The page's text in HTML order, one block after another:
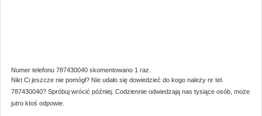
Numer telefonu 787430040 skomentowano 1 raz.
Nikt Ci jeszcze nie pomógł? Nie udało się dowiedzieć do kogo należy nr tel.
787430040? Spróbuj wrócić później. Codziennie odwiedzają nas tysiące osób, może
jutro ktoś odpowie.